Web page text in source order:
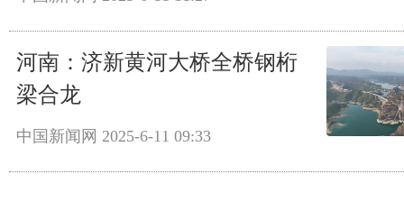
河南：济新黄河大桥全桥钢桁
梁合龙
中国新闻网 2025-6-11 09:33